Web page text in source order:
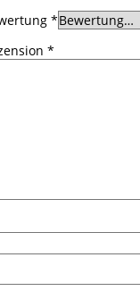
*
*